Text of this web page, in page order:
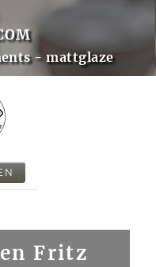
- mattglaze
Fritz